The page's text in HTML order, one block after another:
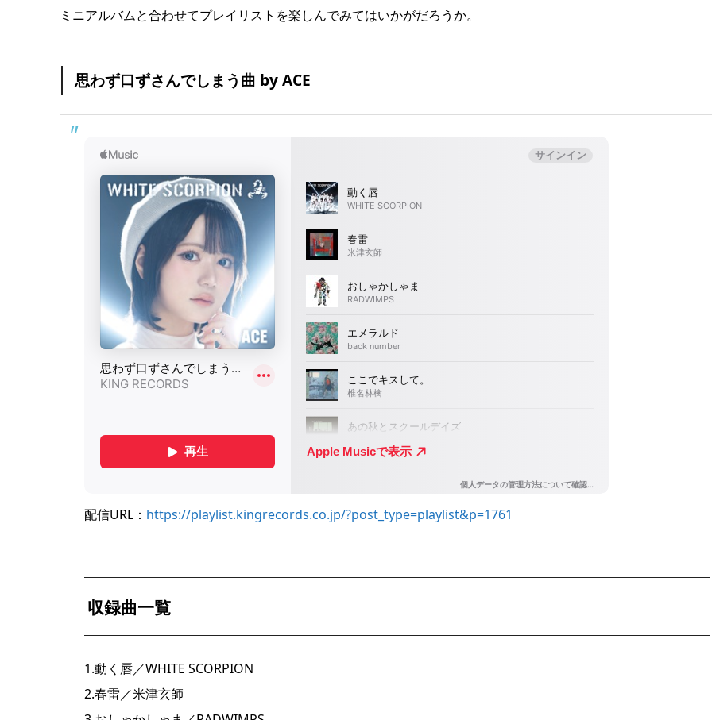
ミニアルバムと合わせてプレイリストを楽しんでみてはいかがだろうか。
思わず口ずさんでしまう曲 by ACE
配信URL： https://playlist.kingrecords.co.jp/?post_type=playlist&p=1761
収録曲一覧
1.動く唇／WHITE SCORPION
2.春雷／米津玄師